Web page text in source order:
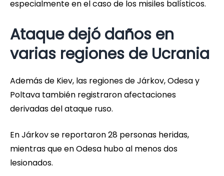
especialmente en el caso de los misiles balísticos.
Ataque dejó daños en
varias regiones de Ucrania
Además de Kiev, las regiones de Járkov, Odesa y
Poltava también registraron afectaciones
derivadas del ataque ruso.
En Járkov se reportaron 28 personas heridas,
mientras que en Odesa hubo al menos dos
lesionados.